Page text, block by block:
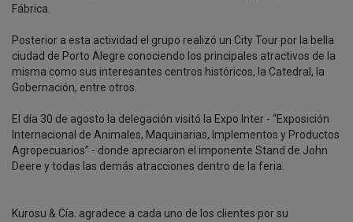
Fábrica.
Posterior a esta actividad el grupo realizó un City Tour por la bella
ciudad de Porto Alegre conociendo los principales atractivos de la
misma como sus interesantes centros históricos, la Catedral, la
Gobernación, entre otros.
El día 30 de agosto la delegación visitó la Expo Inter - “Exposición
Internacional de Animales, Maquinarias, Implementos y Productos
Agropecuarios” - donde apreciaron el imponente Stand de John
Deere y todas las demás atracciones dentro de la feria.
Kurosu & Cía. agradece a cada uno de los clientes por su